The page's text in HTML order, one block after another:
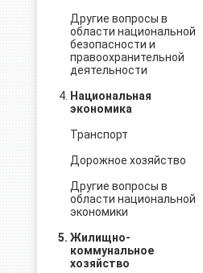
Другие вопросы в
области национальной
безопасности и
правоохранительной
деятельности
4. Национальная
экономика
Транспорт
Дорожное хозяйство
Другие вопросы в
области национальной
экономики
5. Жилищно-
коммунальное
хозяйство